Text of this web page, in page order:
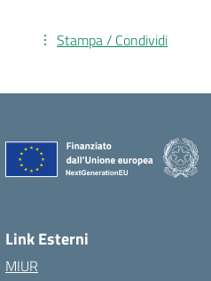
Stampa / Condividi
Link Esterni
MIUR